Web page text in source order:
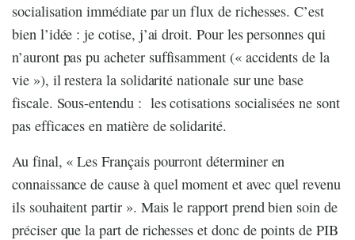
socialisation immédiate par un flux de richesses. C’est
bien l’idée : je cotise, j’ai droit. Pour les personnes qui
n’auront pas pu acheter suffisamment (« accidents de la
vie »), il restera la solidarité nationale sur une base
fiscale. Sous-entendu : les cotisations socialisées ne sont
pas efficaces en matière de solidarité.
Au final, « Les Français pourront déterminer en
connaissance de cause à quel moment et avec quel revenu
ils souhaitent partir ». Mais le rapport prend bien soin de
préciser que la part de richesses et donc de points de PIB